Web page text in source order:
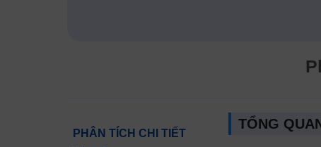
PHÂN TÍCH CHI TIẾT
TỔNG